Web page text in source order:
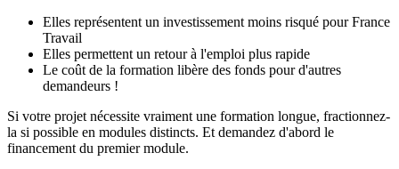
Elles représentent un investissement moins risqué pour France
Travail
Elles permettent un retour à l'emploi plus rapide
Le coût de la formation libère des fonds pour d'autres
demandeurs !
Si votre projet nécessite vraiment une formation longue, fractionnez-
la si possible en modules distincts. Et demandez d'abord le
financement du premier module.